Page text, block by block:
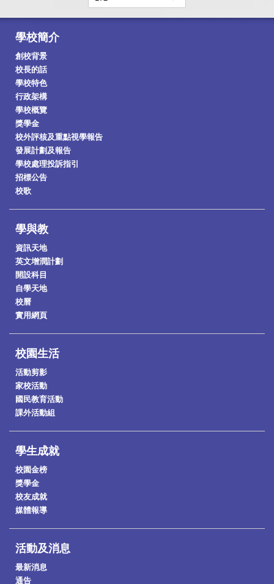
學校簡介
創校背景
校長的話
學校特色
行政架構
學校概覽
獎學金
校外評核及重點視學報告
發展計劃及報告
學校處理投訴指引
招標公告
校歌
學與教
資訊天地
英文增潤計劃
開設科目
自學天地
校曆
實用網頁
校園生活
活動剪影
家校活動
國民教育活動
課外活動組
學生成就
校園金榜
獎學金
校友成就
媒體報導
活動及消息
最新消息
通告